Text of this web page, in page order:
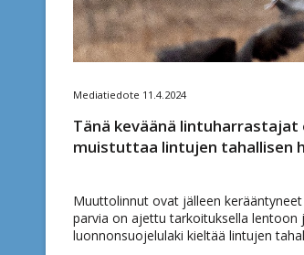
Mediatiedote 11.4.2024
Tänä keväänä
muistuttaa lintujen tahallisen
Muuttolinnut ovat jälleen
parvia on ajettu tarkoituksella
luonnonsuojelulaki kieltää lintujen